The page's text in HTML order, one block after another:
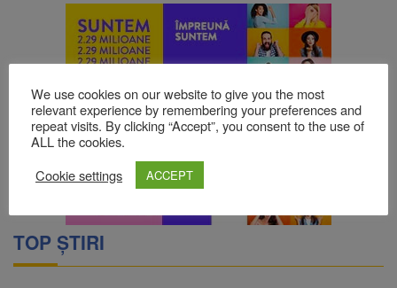
TOP ȘTIRI
We use cookies on our website to give you the most
relevant experience by remembering your preferences and
repeat visits. By clicking “Accept”, you consent to the use of
ALL the cookies.
Cookie settings
ACCEPT